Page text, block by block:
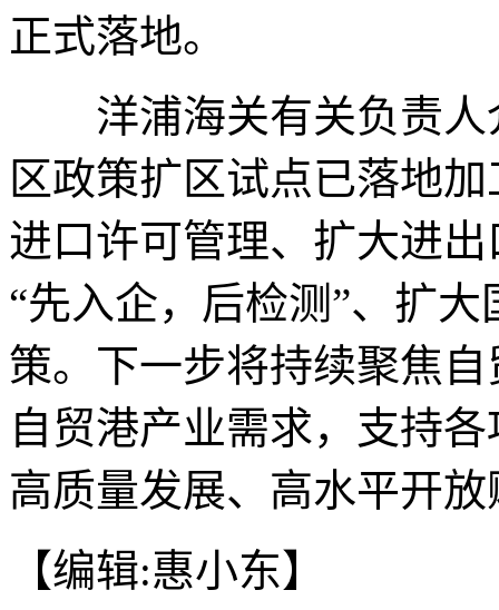
正式落地。
洋浦海关有关负责人
区政策扩区试点已落地
进口许可管理、扩大进
“先入企，后检测”、扩
策。下一步将持续聚焦
自贸港产业需求，支持
高质量发展、高水平开
【编辑:惠小东】